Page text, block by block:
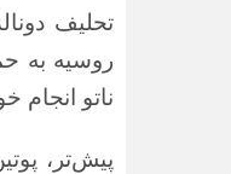
تحلیف
روسیه به
ناتو
پیش‌تر،